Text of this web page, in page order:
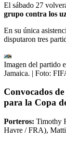
El sábado 27
grupo contra los
En su única
disputaron tres
Imagen del partido
Jamaica. | Foto:
Convocados
para la Copa
Porteros: Timothy
Havre / FRA),